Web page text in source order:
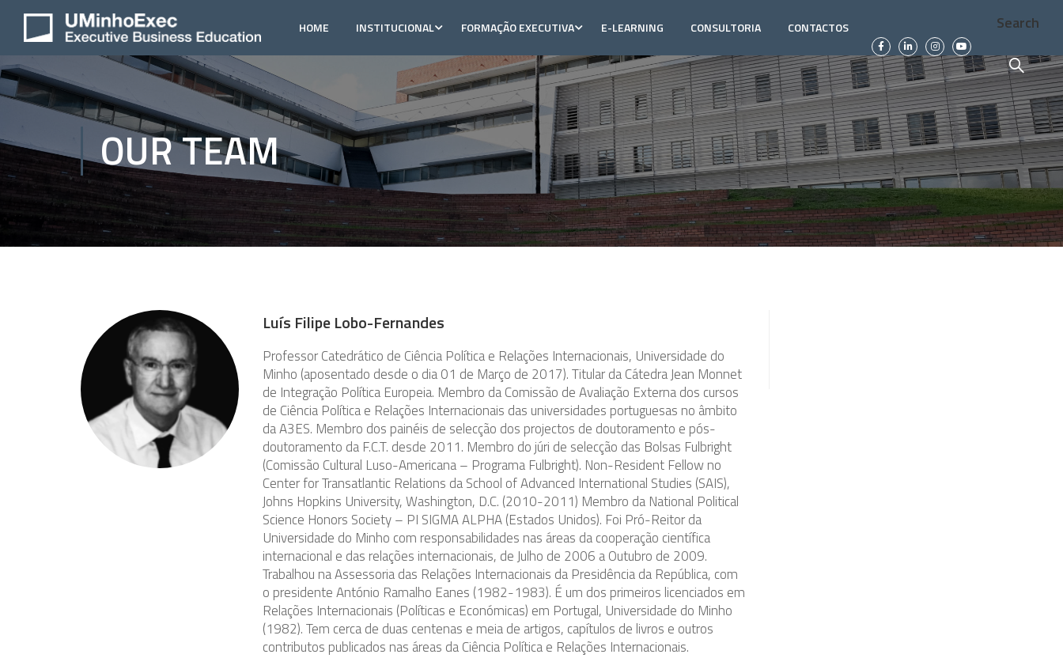
HOME INSTITUCIONAL FORMAÇÃO EXECUTIVA E-LEARNING CONSULTORIA CONTACTOS Search
OUR TEAM
Luís Filipe Lobo-Fernandes
Professor Catedrático de Ciência Política e Relações Internacionais, Universidade do
Minho (aposentado desde o dia 01 de Março de 2017). Titular da Cátedra Jean Monnet
de Integração Política Europeia. Membro da Comissão de Avaliação Externa dos cursos
de Ciência Política e Relações Internacionais das universidades portuguesas no âmbito
da A3ES. Membro dos painéis de selecção dos projectos de doutoramento e pós-
doutoramento da F.C.T. desde 2011. Membro do júri de selecção das Bolsas Fulbright
(Comissão Cultural Luso-Americana – Programa Fulbright). Non-Resident Fellow no
Center for Transatlantic Relations da School of Advanced International Studies (SAIS),
Johns Hopkins University, Washington, D.C. (2010-2011) Membro da National Political
Science Honors Society – PI SIGMA ALPHA (Estados Unidos). Foi Pró-Reitor da
Universidade do Minho com responsabilidades nas áreas da cooperação científica
internacional e das relações internacionais, de Julho de 2006 a Outubro de 2009.
Trabalhou na Assessoria das Relações Internacionais da Presidência da República, com
o presidente António Ramalho Eanes (1982-1983). É um dos primeiros licenciados em
Relações Internacionais (Políticas e Económicas) em Portugal, Universidade do Minho
(1982). Tem cerca de duas centenas e meia de artigos, capítulos de livros e outros
contributos publicados nas áreas da Ciência Política e Relações Internacionais.